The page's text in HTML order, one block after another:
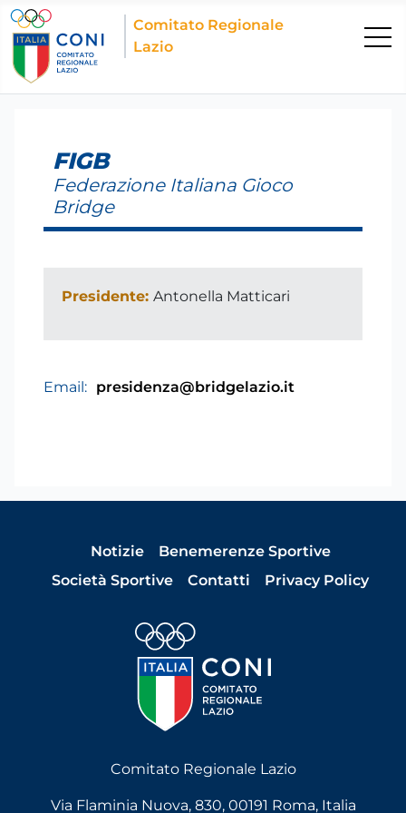
Comitato Regionale
Lazio
FIGB
Federazione Italiana Gioco
Bridge
Presidente: Antonella Matticari
Email: presidenza@bridgelazio.it
Notizie
Benemerenze Sportive
Società Sportive
Contatti Privacy Policy
Comitato Regionale Lazio
Via Flaminia Nuova, 830, 00191 Roma, Italia